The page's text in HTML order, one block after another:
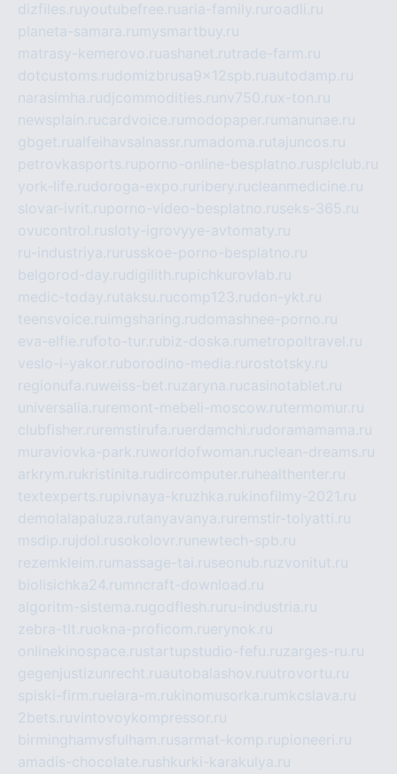
dizfiles.ruyoutubefree.ruaria-family.ru roadli.ru
planeta-samara.ru mysmartbuy.ru
matrasy-kemerovo.ruashanet.rutrade-farm.ru
dotcustoms.rudomizbrusa9x12spb.ruautodamp.ru
narasimha.rudjcommodities.ru nv750.rux-ton.ru
newsplain.rucardvoice.ru modopaper.ru manunae.ru
gbget.rualfeihavsalnassr.ru madoma.rutajuncos.ru
petrovkasports.ruporno-online-besplatno.rusplclub.ru
york-life.rudoroga-expo.ru ribery.rucleanmedicine.ru
slovar-ivrit.ruporno-video-besplatno.ruseks-365.ru
ovucontrol.rusloty-igrovyye-avtomaty.ru
ru-industriya.ru russkoe-porno-besplatno.ru
belgorod-day.rudigilith.rupichkurovlab.ru
medic-today.rutaksu.rucomp123.rudon-ykt.ru
teensvoice.ru imgsharing.rudomashnee-porno.ru
eva-elfie.rufoto-tur.rubiz-doska.ru metropoltravel.ru
veslo-i-yakor.ruborodino-media.ru rostotsky.ru
regionufa.ruweiss-bet.ruzaryna.rucasinotablet.ru
universalia.ru remont-mebeli-moscow.rutermomur.ru
clubfisher.ru remstirufa.ruerdamchi.rudoramamama.ru
muraviovka-park.ruworldofwoman.ruclean-dreams.ru
arkrym.rukristinita.rudircomputer.ru healthenter.ru
textexperts.rupivnaya-kruzhka.rukinofilmy-2021.ru
demolalapaluza.rutanyavanya.ru remstir-tolyatti.ru
msdip.ru jdol.rusokolovr.ru newtech-spb.ru
rezemkleim.ru massage-tai.ruseonub.ruzvonitut.ru
biolisichka24.ru mncraft-download.ru
algoritm-sistema.rugodflesh.ru ru-industria.ru
zebra-tlt.ruokna-proficom.ruerynok.ru
onlinekinospace.rustartupstudio-fefu.ruzarges-ru.ru
gegenjustizunrecht.ruautobalashov.ruutrovortu.ru
spiski-firm.ruelara-m.rukinomusorka.ru mkcslava.ru
2bets.ruvintovoykompressor.ru
birminghamvsfulham.rusarmat-komp.rupioneeri.ru
amadis-chocolate.rushkurki-karakulya.ru